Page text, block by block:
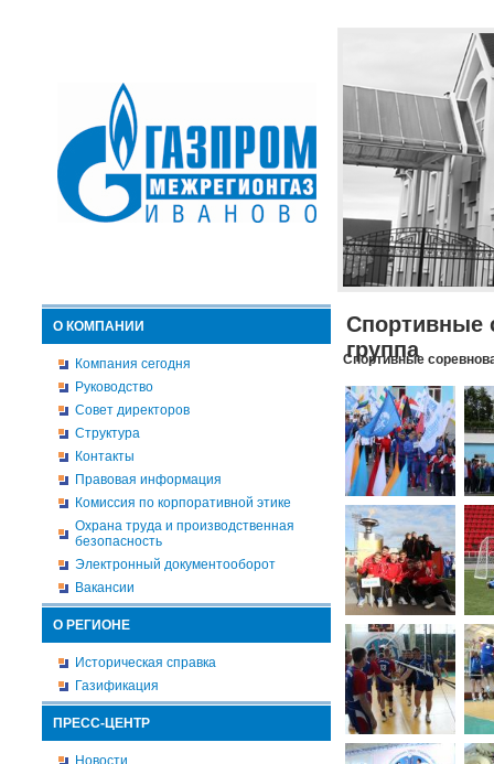
О КОМПАНИИ
Компания сегодня
Руководство
Совет директоров
Структура
Контакты
Правовая информация
Комиссия по корпоративной этике
Охрана труда и производственная
безопасность
Электронный документооборот
Вакансии
О РЕГИОНЕ
Историческая справка
Газификация
ПРЕСС-ЦЕНТР
Новости
Спортивные
группа
Спортивные